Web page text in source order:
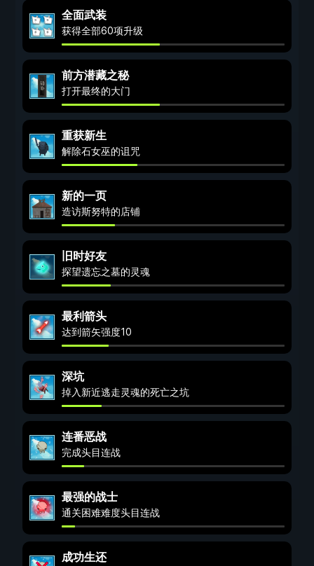
全面武装
获得全部60项升级
前方潜藏之秘
打开最终的大门
重获新生
解除石女巫的诅咒
新的一页
造访斯努特的店铺
旧时好友
探望遗忘之墓的灵魂
最利箭头
达到箭矢强度10
深坑
掉入新近逃走灵魂的死亡之坑
连番恶战
完成头目连战
最强的战士
通关困难难度头目连战
成功生还